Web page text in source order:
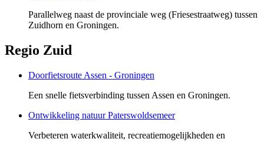
Parallelweg naast de provinciale weg (Friesestraatweg) tussen
Zuidhorn en Groningen.
Regio Zuid
Doorfietsroute Assen - Groningen
Een snelle fietsverbinding tussen Assen en Groningen.
Ontwikkeling natuur Paterswoldsemeer
Verbeteren waterkwaliteit, recreatiemogelijkheden en